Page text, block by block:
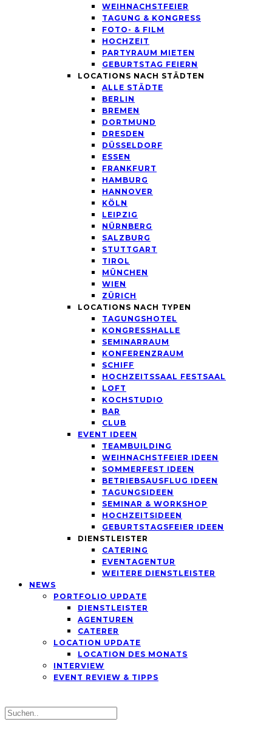
WEIHNACHSTFEIER
TAGUNG & KONGRESS
FOTO- & FILM
HOCHZEIT
PARTYRAUM MIETEN
GEBURTSTAG FEIERN
LOCATIONS NACH STÄDTEN
ALLE STÄDTE
BERLIN
BREMEN
DORTMUND
DRESDEN
DÜSSELDORF
ESSEN
FRANKFURT
HAMBURG
HANNOVER
KÖLN
LEIPZIG
NÜRNBERG
SALZBURG
STUTTGART
TIROL
MÜNCHEN
WIEN
ZÜRICH
LOCATIONS NACH TYPEN
TAGUNGSHOTEL
KONGRESSHALLE
SEMINARRAUM
KONFERENZRAUM
SCHIFF
HOCHZEITSSAAL FESTSAAL
LOFT
KOCHSTUDIO
BAR
CLUB
EVENT IDEEN
TEAMBUILDING
WEIHNACHSTFEIER IDEEN
SOMMERFEST IDEEN
BETRIEBSAUSFLUG IDEEN
TAGUNGSIDEEN
SEMINAR & WORKSHOP
HOCHZEITSIDEEN
GEBURTSTAGSFEIER IDEEN
DIENSTLEISTER
CATERING
EVENTAGENTUR
WEITERE DIENSTLEISTER
NEWS
PORTFOLIO UPDATE
DIENSTLEISTER
AGENTUREN
CATERER
LOCATION UPDATE
LOCATION DES MONATS
INTERVIEW
EVENT REVIEW & TIPPS